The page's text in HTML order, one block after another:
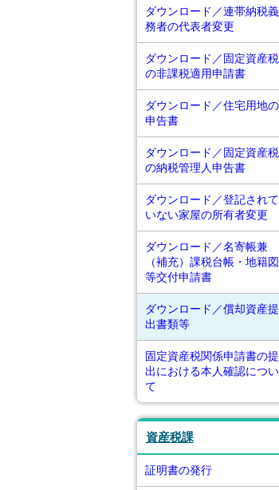
ダウンロード／連帯納税義
務者の代表者変更
ダウンロード／固定資産税
の非課税適用申請書
ダウンロード／住宅用地の
申告書
ダウンロード／固定資産税
の納税管理人申告書
ダウンロード／登記されて
いない家屋の所有者変更
ダウンロード／名寄帳兼
（補充）課税台帳・地籍図
等交付申請書
ダウンロード／償却資産提
出書類等
固定資産税関係申請書の提
出における本人確認につい
て
資産税課
証明書の発行